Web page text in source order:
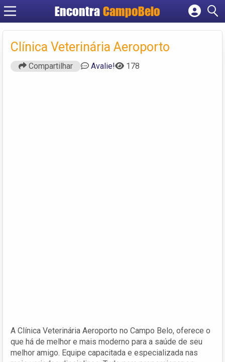
EncontraCampoBelo
Cadastrar empresa
Criar conta
Clínica Veterinária Aeroporto
Compartilhar Avalie! 178
A Clínica Veterinária Aeroporto no Campo Belo, oferece o
que há de melhor e mais moderno para a saúde de seu
melhor amigo. Equipe capacitada e especializada nas